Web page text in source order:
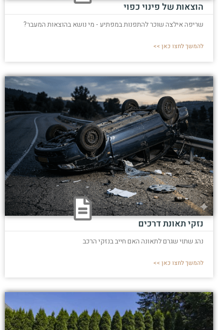
הוצאות של פינוי כפוי
שריפה אילצה שוכר להתפנות במפתיע - מי נושא בהוצאות המעבר?
להמשך לחצו כאן >>
נזקי תאונת דרכים
נהג שתוי שגרם לתאונה האם חייב בנזקי הרכב
להמשך לחצו כאן >>